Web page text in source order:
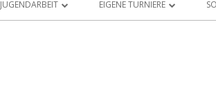
JUGENDARBEIT EIGENE TURNIERE